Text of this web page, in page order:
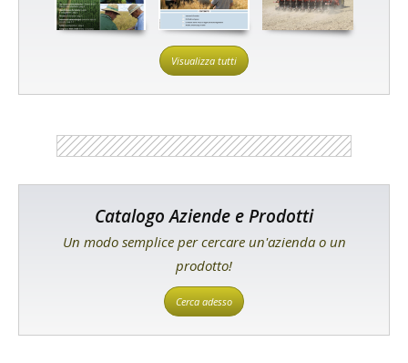
Visualizza tutti
Catalogo Aziende e Prodotti
Un modo semplice per cercare un'azienda o un
prodotto!
Cerca adesso